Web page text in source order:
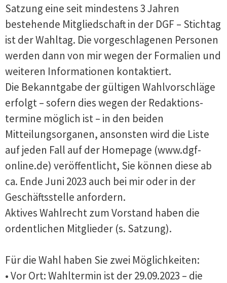
Satzung eine seit mindestens 3 Jahren
bestehende Mitgliedschaft in der DGF – Stichtag
ist der Wahltag. Die vorgeschlagenen Personen
werden dann von mir wegen der Formalien und
weiteren Informationen kontaktiert.
Die Bekanntgabe der gültigen Wahlvorschläge
erfolgt – sofern dies wegen der Redaktions-
termine möglich ist – in den beiden
Mitteilungsorganen, ansonsten wird die Liste
auf jeden Fall auf der Homepage (www.dgf-
online.de) veröffentlicht, Sie können diese ab
ca. Ende Juni 2023 auch bei mir oder in der
Geschäftsstelle anfordern.
Aktives Wahlrecht zum Vorstand haben die
ordentlichen Mitglieder (s. Satzung).
Für die Wahl haben Sie zwei Möglichkeiten:
• Vor Ort: Wahltermin ist der 29.09.2023 – die